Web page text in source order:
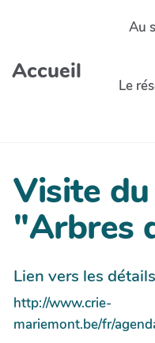
Aller au contenu
Accueil
Au
Le
Visite
"Arbres
Lien vers les
http://www.crie-
mariemont.be/fr/